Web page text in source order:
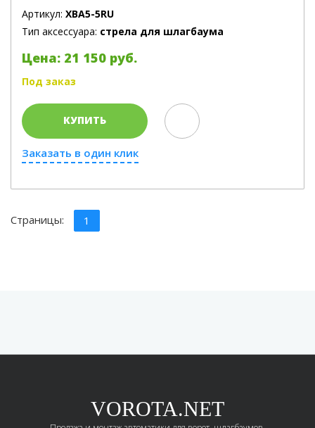
Артикул: XBA5-5RU
Тип аксессуара: стрела для шлагбаума
Цена: 21 150 руб.
Под заказ
КУПИТЬ
Заказать в один клик
Страницы: 1
VOROTA.NET